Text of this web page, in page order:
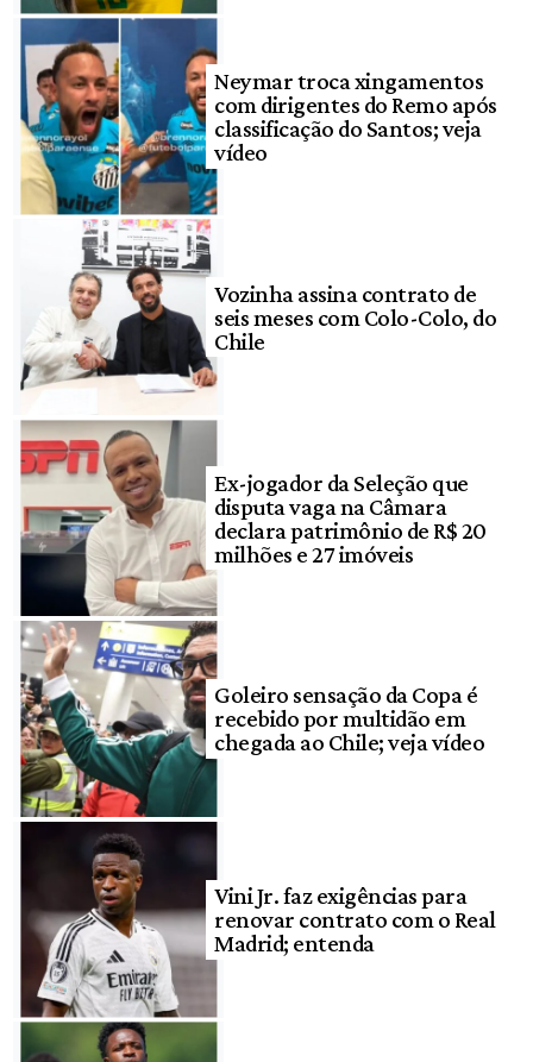
Neymar troca xingamentos
com dirigentes do Remo após
classificação do Santos; veja
vídeo
Vozinha assina contrato de
seis meses com Colo-Colo, do
Chile
Ex-jogador da Seleção que
disputa vaga na Câmara
declara patrimônio de R$ 20
milhões e 27 imóveis
Goleiro sensação da Copa é
recebido por multidão em
chegada ao Chile; veja vídeo
Vini Jr. faz exigências para
renovar contrato com o Real
Madrid; entenda